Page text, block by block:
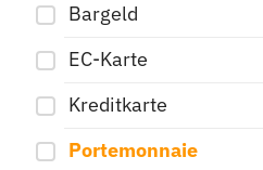
Bargeld
EC-Karte
Kreditkarte
Portemonnaie